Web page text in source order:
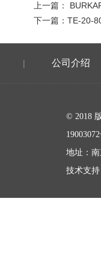
上一篇：
下一篇： TE-20-
| 公司介绍
© 2018
地址：
技术支